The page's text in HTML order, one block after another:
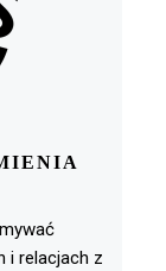
i relacjach z